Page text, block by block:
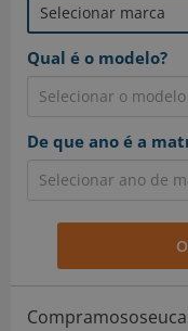
Qual é o modelo?
De que ano é a